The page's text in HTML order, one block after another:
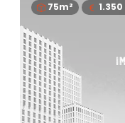
75m² 1.350